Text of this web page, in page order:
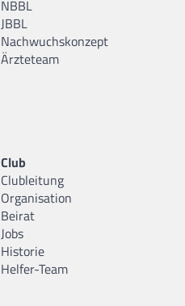
NBBL
JBBL
Nachwuchskonzept
Ärzteteam
Club
Clubleitung
Organisation
Beirat
Jobs
Historie
Helfer-Team